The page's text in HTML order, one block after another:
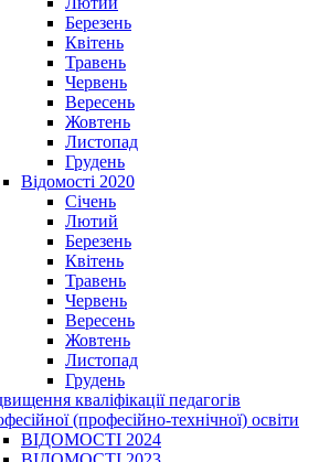
Березень
Квітень
Травень
Червень
Вересень
Жовтень
Листопад
Грудень
Відомості 2020
Січень
Лютий
Березень
Квітень
Травень
Червень
Вересень
Жовтень
Листопад
Грудень
кваліфікації педагогів
(професійно-технічної) освіти
ВІДОМОСТІ 2024